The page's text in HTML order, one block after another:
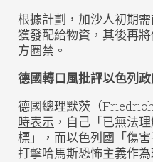
根據計劃，加沙人初期
獲發配給物資，其後再
方圈禁。
德國轉口風批評以色列
德國總理默茨（Friedrich
時表示 ，自己「已無法
標」，而以色列國「傷
打擊哈馬斯恐怖主義作為